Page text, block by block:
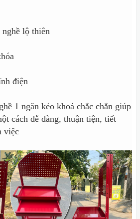
lộ thiên
điện
1 ngăn kéo khoá chắc chắn giúp
cách dễ dàng, thuận tiện, tiết
việc